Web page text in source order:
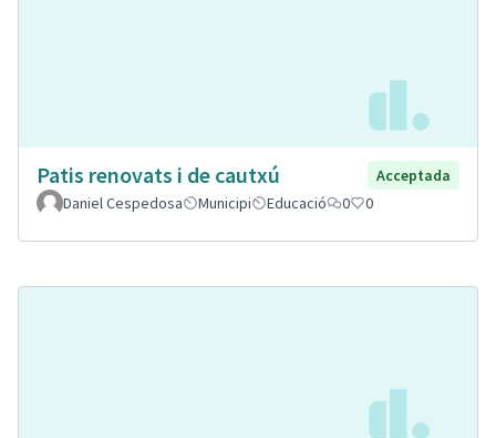
Patis renovats i de cautxú
Acceptada
Daniel Cespedosa
Municipi Educació 0 0